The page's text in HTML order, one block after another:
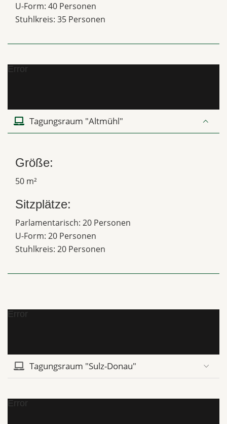
U-Form: 40 Personen
Stuhlkreis: 35 Personen
Error
Tagungsraum "Altmühl"
Größe:
50 m²
Sitzplätze:
Parlamentarisch: 20 Personen
U-Form: 20 Personen
Stuhlkreis: 20 Personen
Error
Tagungsraum "Sulz-Donau"
Error